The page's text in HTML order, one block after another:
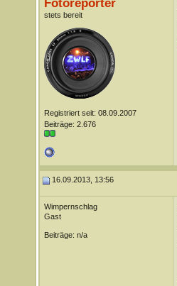
Fotoreporter
stets bereit
Registriert seit: 08.09.2007
Beiträge: 2.676
16.09.2013, 13:56
Wimpernschlag
Gast
Beiträge: n/a